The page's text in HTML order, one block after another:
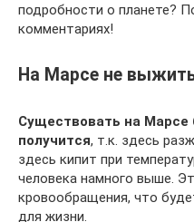
подробности о планете?
комментариях!
На Марсе не
Существовать на Марсе
получится, т.к. здесь
здесь кипит при
человека намного выше.
кровообращения, что
для жизни.